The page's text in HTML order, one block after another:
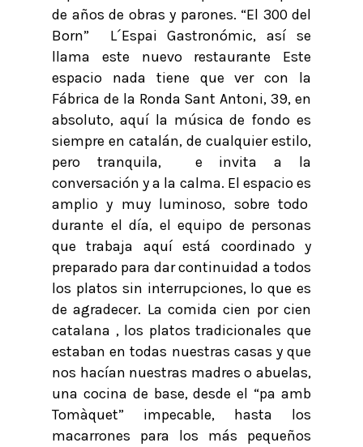
de años de obras y parones. “El 300 del
Born” L´Espai Gastronómic, así se
llama este nuevo restaurante Este
espacio nada tiene que ver con la
Fábrica de la Ronda Sant Antoni, 39, en
absoluto, aquí la música de fondo es
siempre en catalán, de cualquier estilo,
pero tranquila, e invita a la
conversación y a la calma. El espacio es
amplio y muy luminoso, sobre todo
durante el día, el equipo de personas
que trabaja aquí está coordinado y
preparado para dar continuidad a todos
los platos sin interrupciones, lo que es
de agradecer. La comida cien por cien
catalana , los platos tradicionales que
estaban en todas nuestras casas y que
nos hacían nuestras madres o abuelas,
una cocina de base, desde el “pa amb
Tomàquet” impecable, hasta los
macarrones para los más pequeños